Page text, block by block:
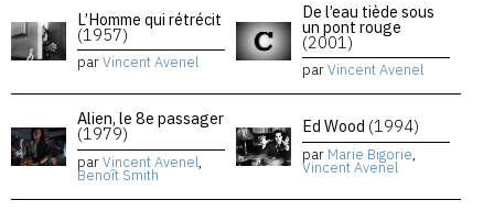
L’Homme qui rétrécit
(1957)
parVincent Avenel
De l’eau tiède sous
un pont rouge
(2001)
parVincent Avenel
Alien, le 8e passager
(1979)
parVincent Avenel,
Benoît Smith
Ed Wood (1994)
par Marie Bigorie,
Vincent Avenel